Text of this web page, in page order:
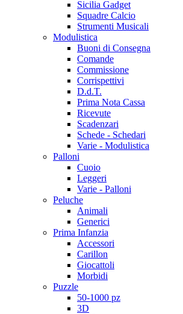
Sicilia Gadget
Squadre Calcio
Strumenti Musicali
Modulistica
Buoni di Consegna
Comande
Commissione
Corrispettivi
D.d.T.
Prima Nota Cassa
Ricevute
Scadenzari
Schede - Schedari
Varie - Modulistica
Palloni
Cuoio
Leggeri
Varie - Palloni
Peluche
Animali
Generici
Prima Infanzia
Accessori
Carillon
Giocattoli
Morbidi
Puzzle
50-1000 pz
3D